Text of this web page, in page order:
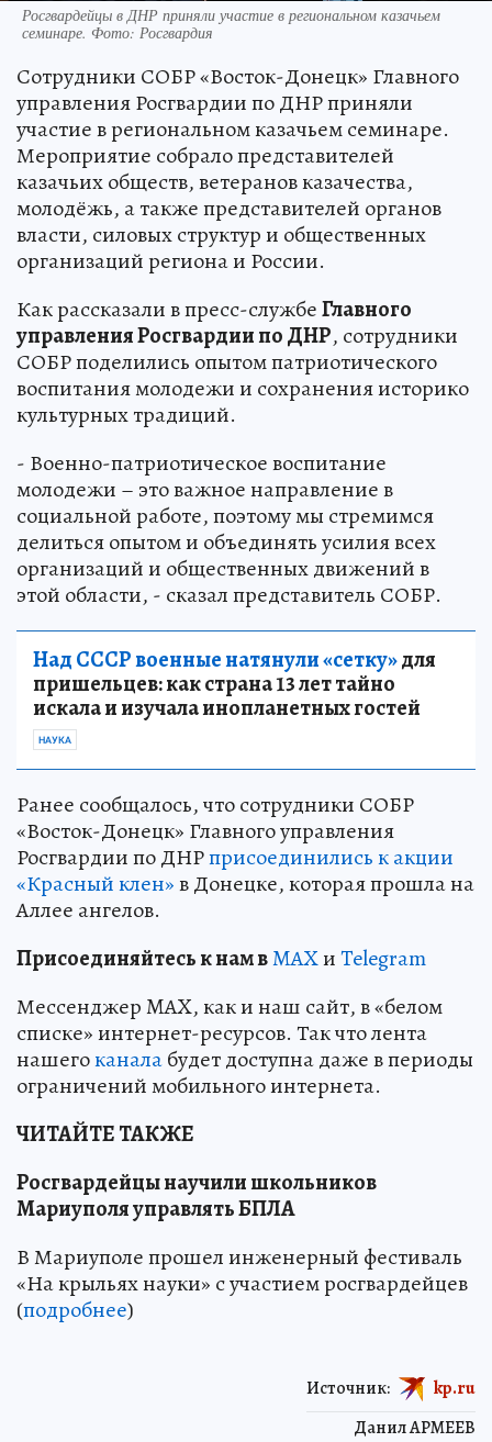
Росгвардейцы в ДНР приняли участие в региональном казачьем
семинаре. Фото: Росгвардия
Сотрудники СОБР «Восток-Донецк» Главного
управления Росгвардии по ДНР приняли
участие в региональном казачьем семинаре.
Мероприятие собрало представителей
казачьих обществ, ветеранов казачества,
молодёжь, а также представителей органов
власти, силовых структур и общественных
организаций региона и России.
Как рассказали в пресс-службеГлавного
управления Росгвардии по ДНР, сотрудники
СОБР поделились опытом патриотического
воспитания молодежи и сохранения историко
культурных традиций.
- Военно-патриотическое воспитание
молодежи – это важное направление в
социальной работе, поэтому мы стремимся
делиться опытом и объединять усилия всех
организаций и общественных движений в
этой области, - сказал представитель СОБР.
Над СССР военные натянули «сетку»для
пришельцев: как страна 13 лет тайно
искала и изучала инопланетных гостей
НАУКА
Ранее сообщалось, что сотрудники СОБР
«Восток-Донецк» Главного управления
Росгвардии по ДНРприсоединились к акции
«Красный клен»в Донецке, которая прошла на
Аллее ангелов.
Присоединяйтесь к нам вMAXиTelegram
Мессенджер MAX, как и наш сайт, в «белом
списке» интернет-ресурсов. Так что лента
нашегоканалабудет доступна даже в периоды
ограничений мобильного интернета.
ЧИТАЙТЕ ТАКЖЕ
Росгвардейцы научили школьников
Мариуполя управлять БПЛА
В Мариуполе прошел инженерный фестиваль
«На крыльях науки» с участием росгвардейцев
(подробнее)
Данил АРМЕЕВ
Источник: kp.ru